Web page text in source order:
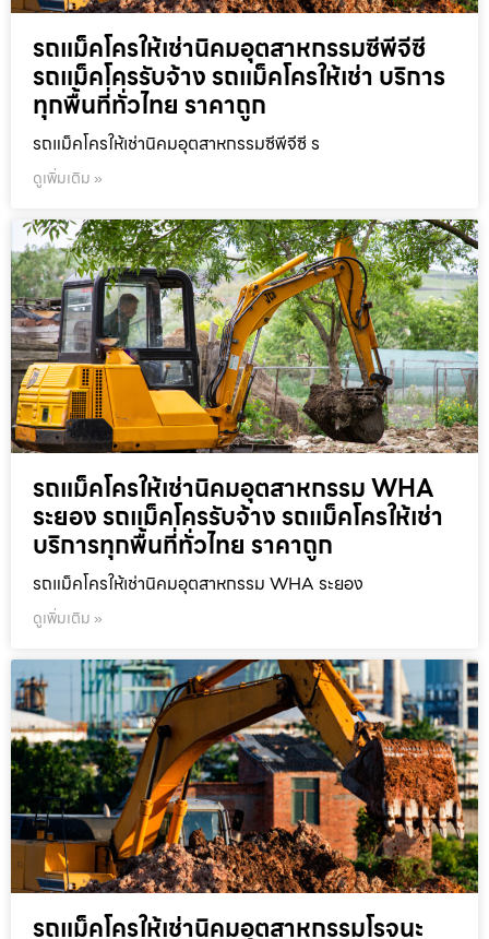
รถแม็คโครให้เช่านิคมอุตสาหกรรมซีพีจีซี
รถแม็คโครรับจ้าง รถแม็คโครให้เช่า บริการ
ทุกพื้นที่ทั่วไทย ราคาถูก
รถแม็คโครให้เช่านิคมอุตสาหกรรมซีพีจีซี ร
ดูเพิ่มเติม »
รถแม็คโครให้เช่านิคมอุตสาหกรรม WHA
ระยอง รถแม็คโครรับจ้าง รถแม็คโครให้เช่า
บริการทุกพื้นที่ทั่วไทย ราคาถูก
รถแม็คโครให้เช่านิคมอุตสาหกรรม WHA ระยอง
ดูเพิ่มเติม »
รถแม็คโครให้เช่านิคมอุตสาหกรรมโรจนะ